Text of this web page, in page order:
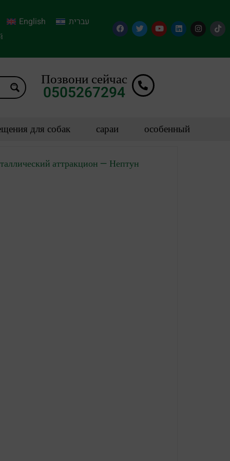
English
עברית
Позвони сейчас
0505267294
для собак сараи особенный
аттракцион — Нептун